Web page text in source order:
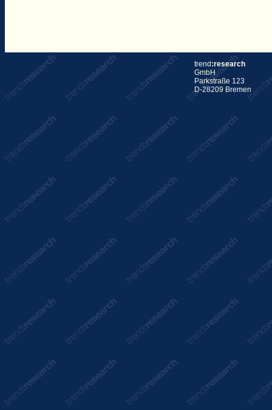
trend :research
GmbH
Parkstraße 123
D-28209 Bremen